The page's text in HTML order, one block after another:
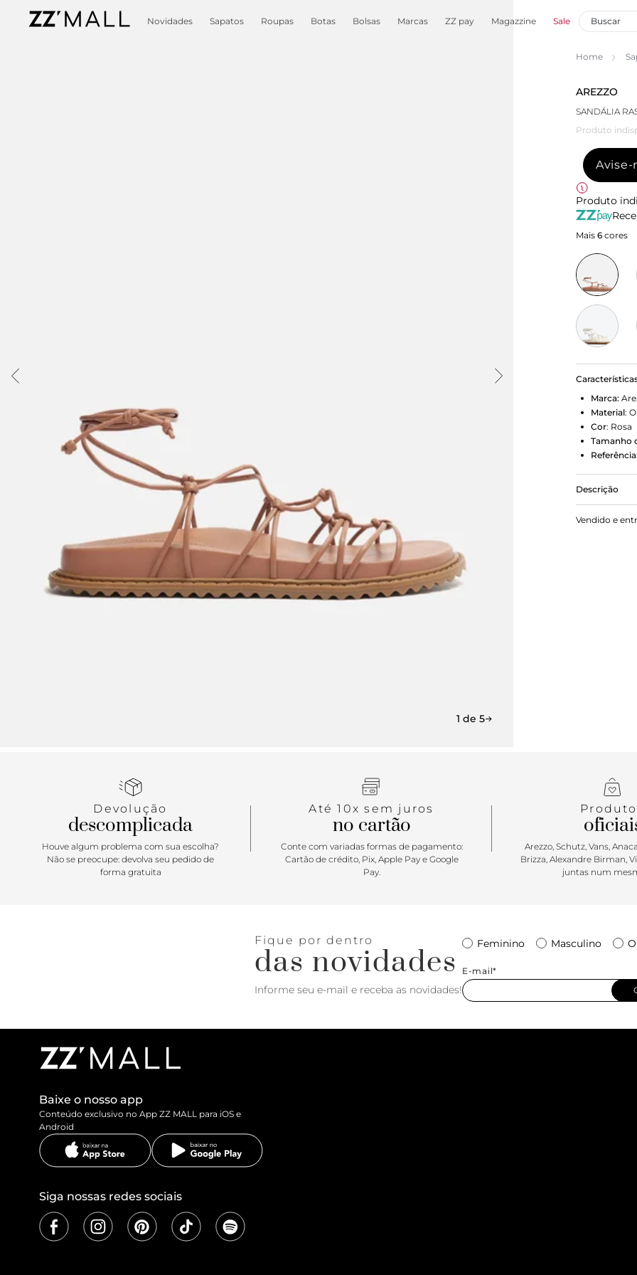
Novidades Sapatos Roupas Botas Bolsas Marcas ZZ pay Magazzine Sale
1 de 5
Home
AREZZO
SANDÁLIA
Produto
Avise-
Produto
Mais 6 cores
Marca:
Material:
Cor: Rosa
Tamanho
Referência:
Descrição
Sandália
palmilha
Vendido e
Devolução
descomplicada
Houve algum problema com sua escolha?
Não se preocupe: devolva seu pedido de
forma gratuita
Até 10x sem juros
no cartão
Conte com variadas formas de pagamento:
Cartão de crédito, Pix, Apple Pay e Google
Pay.
Arezzo, Schutz, Vans,
Brizza, Alexandre Birman,
juntas num
Fique por dentro
das novidades
Informe seu e-mail e receba as novidades!
Feminino Masculino
E-mail*
Baixe o nosso app
Conteúdo exclusivo no App ZZ MALL para iOS e
Android
Siga nossas redes sociais